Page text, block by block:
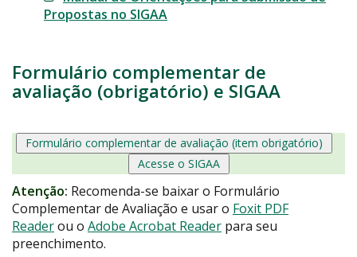
Propostas no SIGAA
Formulário complementar de
avaliação (obrigatório) e SIGAA
Formulário complementar de avaliação (item obrigatório)
Acesse o SIGAA
Atenção: Recomenda-se baixar o Formulário
Complementar de Avaliação e usar o Foxit PDF
Readerou o Adobe Acrobat Reader para seu
preenchimento.